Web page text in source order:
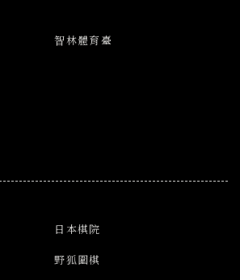
智林體育臺
日本棋院
野狐圍棋